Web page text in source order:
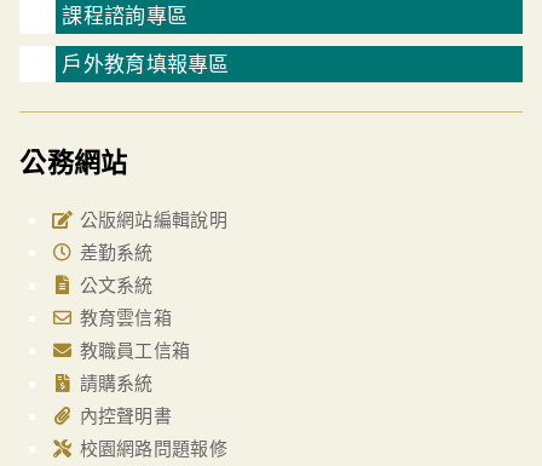
課程諮詢專區
戶外教育填報專區
公務網站
公版網站編輯說明
差勤系統
公文系統
教育雲信箱
教職員工信箱
請購系統
內控聲明書
校園網路問題報修